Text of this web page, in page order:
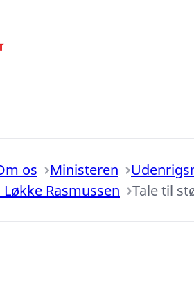
os Ministeren
Rasmussen
Tale til